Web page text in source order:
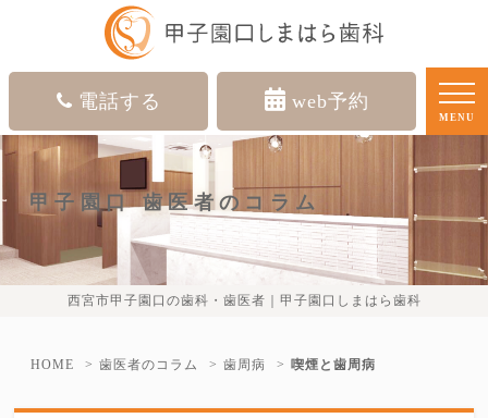
電話する web予約
MENU
甲子園口 歯医者のコラム
西宮市甲子園口の歯科・歯医者｜甲子園口しまはら歯科
HOME 歯医者のコラム 歯周病 喫煙と歯周病